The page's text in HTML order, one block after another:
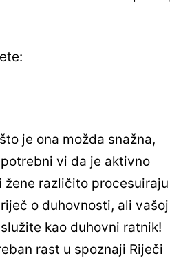
je ona možda snažna,
vi da je aktivno
različito procesuiraju
o duhovnosti, ali vašoj
kao duhovni ratnik!
rast u spoznaji Riječi